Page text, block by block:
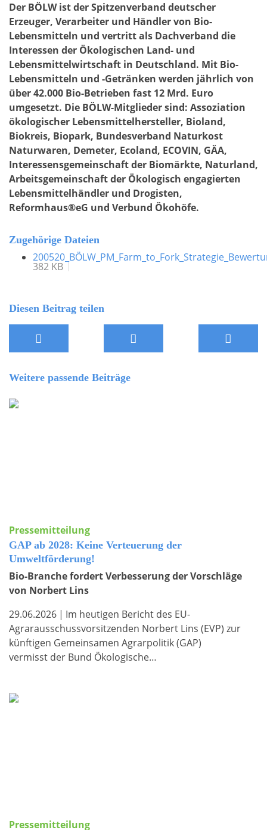
Der BÖLW ist der Spitzenverband deutscher
Erzeuger, Verarbeiter und Händler von Bio-
Lebensmitteln und vertritt als Dachverband die
Interessen der Ökologischen Land- und
Lebensmittelwirtschaft in Deutschland. Mit Bio-
Lebensmitteln und -Getränken werden jährlich von
über 42.000 Bio-Betrieben fast 12 Mrd. Euro
umgesetzt. Die BÖLW-Mitglieder sind: Assoziation
ökologischer Lebensmittelhersteller, Bioland,
Biokreis, Biopark, Bundesverband Naturkost
Naturwaren, Demeter, Ecoland, ECOVIN, GÄA,
Interessensgemeinschaft der Biomärkte, Naturland,
Arbeitsgemeinschaft der Ökologisch engagierten
Lebensmittelhändler und Drogisten,
Reformhaus®eG und Verbund Ökohöfe.
Zugehörige Dateien
382 KB
Diesen Beitrag teilen
Weitere passende Beiträge
Pressemitteilung
GAP ab 2028: Keine Verteuerung der
Umweltförderung!
Bio-Branche fordert Verbesserung der Vorschläge
von Norbert Lins
29.06.2026 | Im heutigen Bericht des EU-
Agrarausschussvorsitzenden Norbert Lins (EVP) zur
künftigen Gemeinsamen Agrarpolitik (GAP)
vermisst der Bund Ökologische…
Pressemitteilung